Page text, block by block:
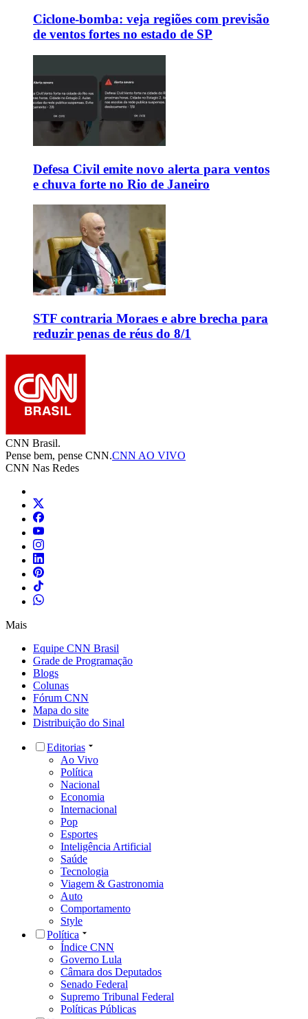
Ciclone-bomba: veja regiões com previsão
de ventos fortes no estado de SP
Defesa Civil emite novo alerta para ventos
e chuva forte no Rio de Janeiro
STF contraria Moraes e abre brecha para
reduzir penas de réus do 8/1
CNN Brasil.
Pense bem, pense CNN.CNN AO VIVO
CNN Nas Redes
Mais
Equipe CNN Brasil
Grade de Programação
Blogs
Colunas
Fórum CNN
Mapa do site
Distribuição do Sinal
Editorias
Ao Vivo
Política
Nacional
Economia
Internacional
Pop
Esportes
Inteligência Artificial
Saúde
Tecnologia
Viagem & Gastronomia
Auto
Comportamento
Style
Política
Índice CNN
Governo Lula
Câmara dos Deputados
Senado Federal
Supremo Tribunal Federal
Políticas Públicas